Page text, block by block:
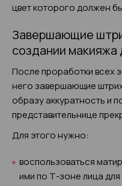
цвет которого должен
Завершающие
создании
После проработки всех
него завершающие
образу аккуратность и
представительнице
Для этого нужно:
воспользоваться
ими по Т-зоне лица